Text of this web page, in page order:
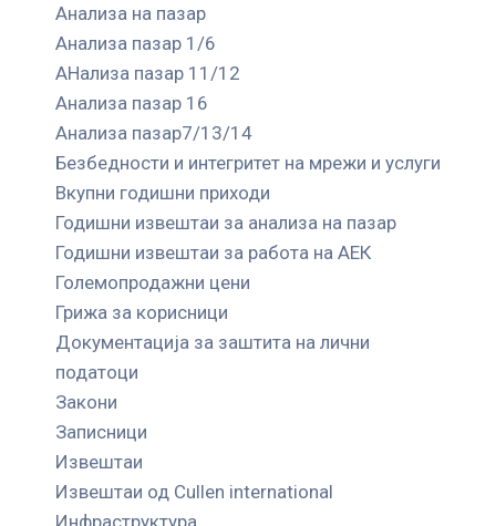
Анализа на пазар
Анализа пазар 1/6
АНализа пазар 11/12
Анализа пазар 16
Анализа пазар7/13/14
Безбедности и интегритет на мрежи и услуги
Вкупни годишни приходи
Годишни извештаи за анализа на пазар
Годишни извештаи за работа на АЕК
Големопродажни цени
Грижа за корисници
Документација за заштита на лични
податоци
Закони
Записници
Извештаи
Извештаи од Cullen international
Инфраструктура